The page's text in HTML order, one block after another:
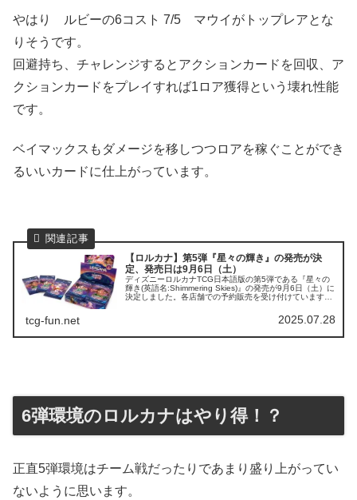
やはり ルビーの6コスト 7/5 マウイがトップレアとな
りそうです。
回避持ち、チャレンジするとアクションカードを回収、ア
クションカードをプレイすれば1ロア獲得という壊れ性能
です。
ベイマックスもダメージを移しつつロアを稼ぐことができ
るいいカードに仕上がっています。
【ロルカナ】第5弾『星々の輝き』の発売が決
定、発売日は9月6日（土）
ディズニーロルカナTCG日本語版の第5弾である『星々の
輝き(英語名:Shimmering Skies)』の発売が9月6日（土）に
決定しました。各店舗での予約販売を受け付けています。
tcg-fun.net 2025.07.28
6弾環境のロルカナはやり得！？
正直5弾環境はチーム戦だったりであまり盛り上がってい
ないように思います。